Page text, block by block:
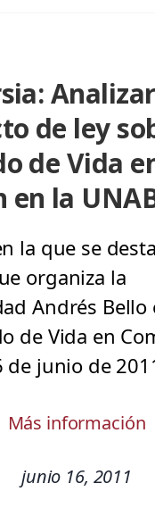
de ley
de Vida
en la
la que se
organiza la
Andrés
de Vida en
de junio de
Más información
junio 16, 2011